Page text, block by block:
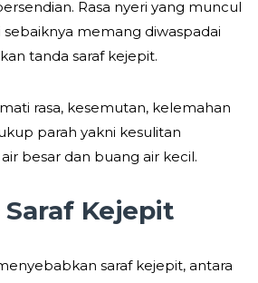
Rasa nyeri yang muncul
memang diwaspadai
tanda saraf kejepit.
rasa, kesemutan, kelemahan
parah yakni kesulitan
besar dan buang air kecil.
Kejepit
saraf kejepit, antara